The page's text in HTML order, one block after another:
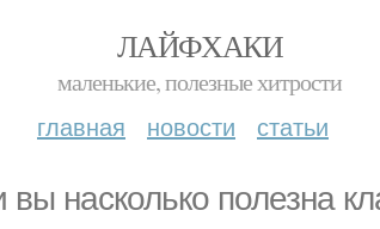
ЛАЙФХАКИ
маленькие, полезные хитрости
главная новости статьи
вы насколько полезна